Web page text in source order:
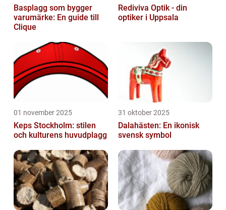
Basplagg som bygger
varumärke: En guide till
Clique
Rediviva Optik - din
optiker i Uppsala
01 november 2025
Keps Stockholm: stilen
och kulturens huvudplagg
31 oktober 2025
Dalahästen: En ikonisk
svensk symbol